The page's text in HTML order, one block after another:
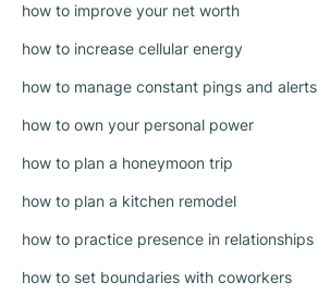
how to improve your net worth
how to increase cellular energy
how to manage constant pings and alerts
how to own your personal power
how to plan a honeymoon trip
how to plan a kitchen remodel
how to practice presence in relationships
how to set boundaries with coworkers